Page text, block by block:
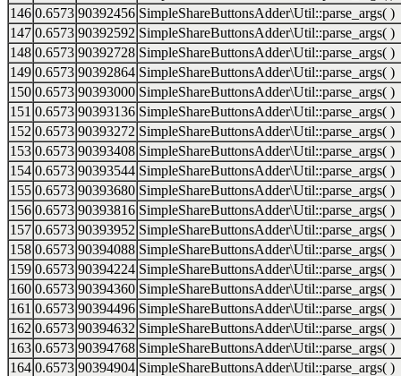
146 0.6573 90392456 SimpleShareButtonsAdder\Util::parse_args( )
147 0.6573 90392592 SimpleShareButtonsAdder\Util::parse_args( )
148 0.6573 90392728 SimpleShareButtonsAdder\Util::parse_args( )
149 0.6573 90392864 SimpleShareButtonsAdder\Util::parse_args( )
150 0.6573 90393000 SimpleShareButtonsAdder\Util::parse_args( )
151 0.6573 90393136 SimpleShareButtonsAdder\Util::parse_args( )
152 0.6573 90393272 SimpleShareButtonsAdder\Util::parse_args( )
153 0.6573 90393408 SimpleShareButtonsAdder\Util::parse_args( )
154 0.6573 90393544 SimpleShareButtonsAdder\Util::parse_args( )
155 0.6573 90393680 SimpleShareButtonsAdder\Util::parse_args( )
156 0.6573 90393816 SimpleShareButtonsAdder\Util::parse_args( )
157 0.6573 90393952 SimpleShareButtonsAdder\Util::parse_args( )
158 0.6573 90394088 SimpleShareButtonsAdder\Util::parse_args( )
159 0.6573 90394224 SimpleShareButtonsAdder\Util::parse_args( )
160 0.6573 90394360 SimpleShareButtonsAdder\Util::parse_args( )
161 0.6573 90394496 SimpleShareButtonsAdder\Util::parse_args( )
162 0.6573 90394632 SimpleShareButtonsAdder\Util::parse_args( )
163 0.6573 90394768 SimpleShareButtonsAdder\Util::parse_args( )
164 0.6573 90394904 SimpleShareButtonsAdder\Util::parse_args( )